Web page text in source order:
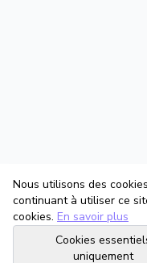
Nous utilisons des
continuant à utiliser ce
cookies. En savoir plus
Cookies
uniquement